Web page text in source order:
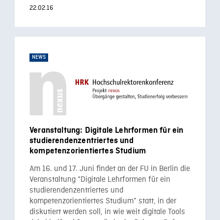
22.02.16
NEWS
Veranstaltung: Digitale Lehrformen für ein
studierendenzentriertes und
kompetenzorientiertes Studium
Am 16. und 17. Juni findet an der FU in Berlin die
Veranstaltung “Digitale Lehrformen für ein
studierendenzentriertes und
kompetenzorientiertes Studium” statt, in der
diskutiert werden soll, in wie weit digitale Tools